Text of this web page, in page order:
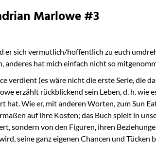
Marlowe #3
er sich vermutlich/hoffentlich zu euch
hat mich einfach nicht so
verdient (es wäre nicht die erste Serie, die
erzählt rückblickend sein Leben, d. h. wie
Wie er, mit anderen Worten, zum Sun
auf ihre Kosten; das Buch spielt in
sondern von den Figuren, ihren
seine ganz eigenen Chancen und Tücken